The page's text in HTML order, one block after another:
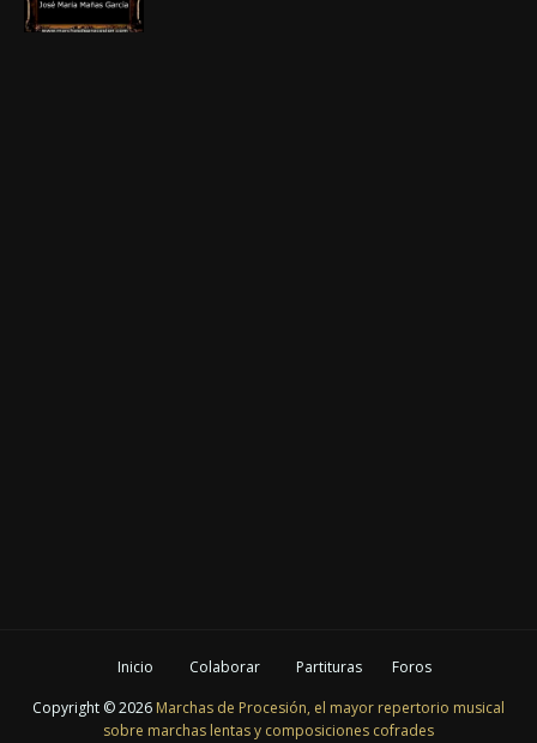
Inicio Colaborar Partituras
Foros
Copyright ©2026 Marchas de Procesión, el mayor repertorio musical
sobre marchas lentas y composiciones cofrades